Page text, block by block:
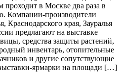
проходит в Москве два раза в
Компании-производители
края, Зауралья
предлагают на выставке
средства защиты растений,
инвентарь, отопительные
и другие сопутствующие
ярмарки на площади […]